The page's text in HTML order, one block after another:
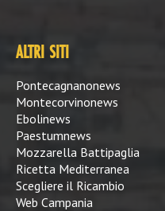
ALTRI SITI
Pontecagnanonews
Montecorvinonews
Ebolinews
Paestumnews
Mozzarella Battipaglia
Ricetta Mediterranea
Scegliere il Ricambio
Web Campania